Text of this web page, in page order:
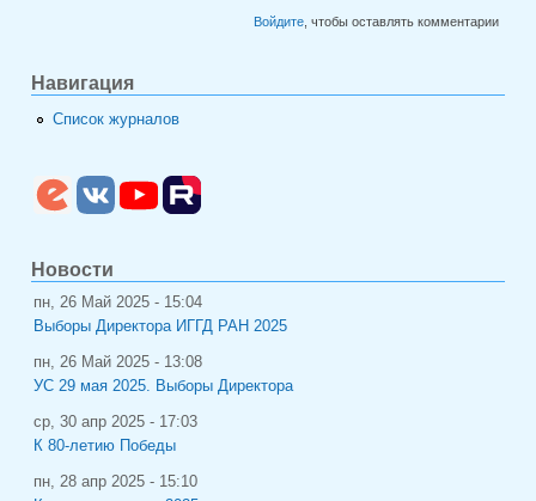
Войдите, чтобы оставлять комментарии
Навигация
Список журналов
Новости
пн, 26 Май 2025 - 15:04
Выборы Директора ИГГД РАН 2025
пн, 26 Май 2025 - 13:08
УС 29 мая 2025. Выборы Директора
ср, 30 апр 2025 - 17:03
К 80-летию Победы
пн, 28 апр 2025 - 15:10